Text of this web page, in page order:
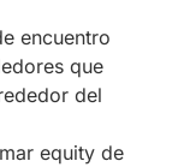
encuentro
que
del
equity de